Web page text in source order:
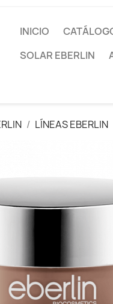
INICIO
SOLAR EBERLIN
LÍNEAS EBERLIN